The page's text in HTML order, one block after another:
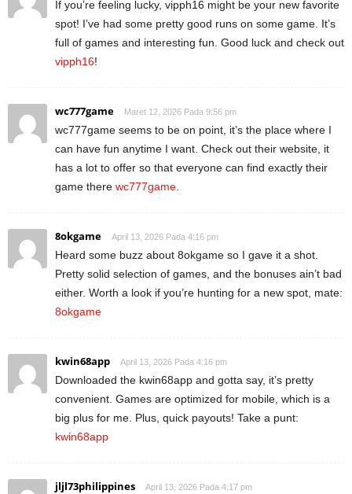
If you’re feeling lucky, vipph16 might be your new favorite
spot! I’ve had some pretty good runs on some game. It’s
full of games and interesting fun. Good luck and check out
vipph16!
wc777game Maret 12, 2026 Pada 9:56 pm
wc777game seems to be on point, it’s the place where I
can have fun anytime I want. Check out their website, it
has a lot to offer so that everyone can find exactly their
game there wc777game
8okgame April 13, 2026 Pada 4:16 pm
Heard some buzz about 8okgame so I gave it a shot.
Pretty solid selection of games, and the bonuses ain’t bad
either. Worth a look if you’re hunting for a new spot, mate:
8okgame
kwin68app April 13, 2026 Pada 4:16 pm
Downloaded the kwin68app and gotta say, it’s pretty
convenient. Games are optimized for mobile, which is a
big plus for me. Plus, quick payouts! Take a punt:
kwin68app
jljl73philippines April 13, 2026 Pada 4:17 pm